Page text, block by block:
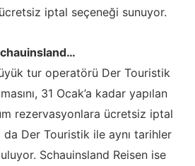
iptal seçeneği sunuyor.
tur operatörü Der Touristik
31 Ocak’a kadar yapılan
rezervasyonlara ücretsiz iptal
da Der Touristik ile aynı tarihler
Schauinsland Reisen ise